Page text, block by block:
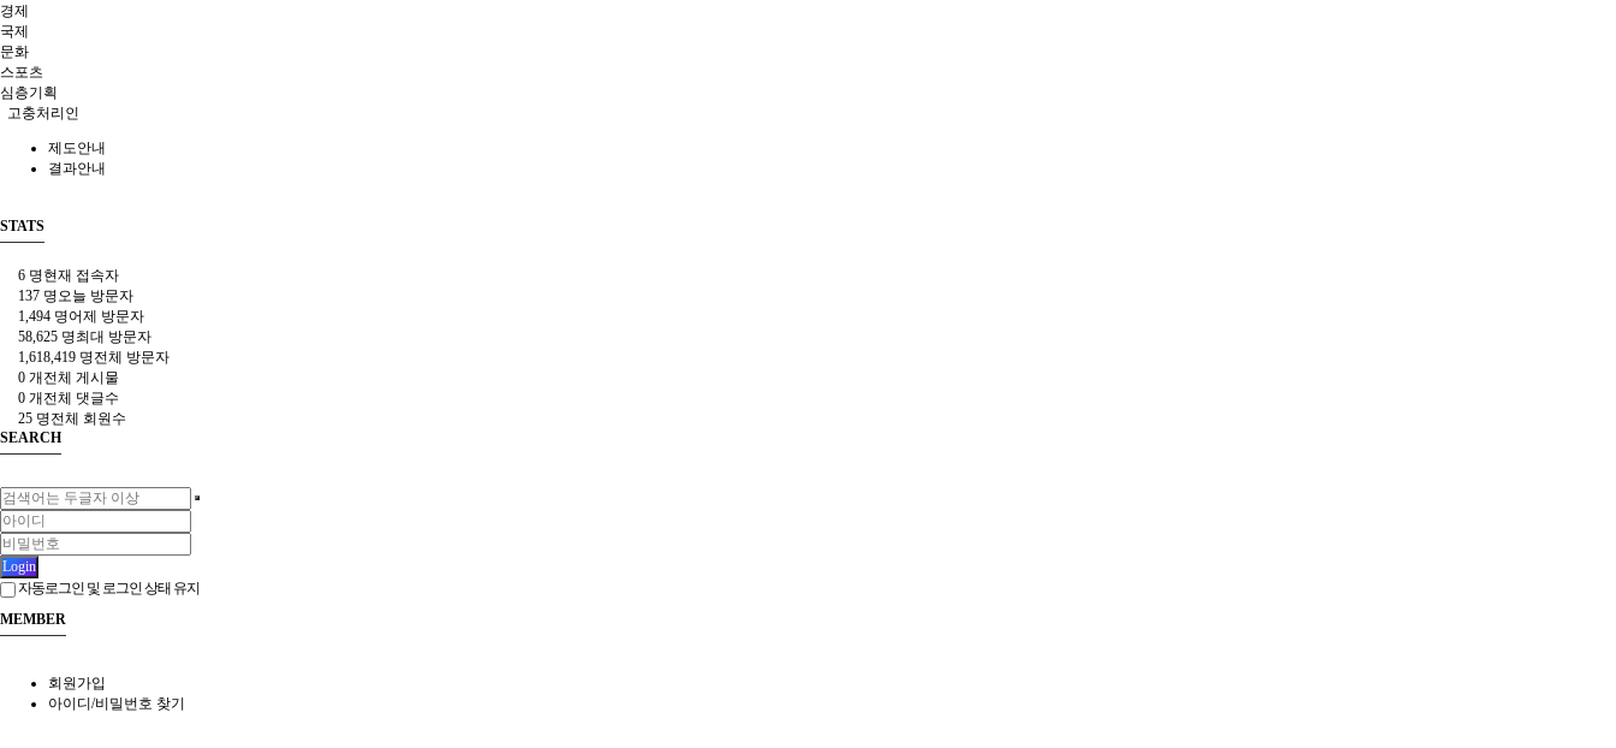
경제
국제
문화
스포츠
심층기획
고충처리인
제도안내
결과안내
STATS
6 명현재 접속자
137 명 오늘 방문자
1,494 명어제 방문자
58,625 명최대 방문자
1,618,419 명전체 방문자
0 개전체 게시물
0 개전체 댓글수
25 명전체 회원수
SEARCH
Login
자동로그인 및 로그인 상태 유지
MEMBER
회원가입
아이디/비밀번호 찾기